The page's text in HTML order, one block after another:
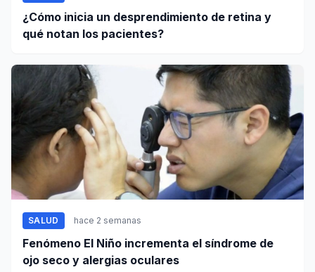
¿Cómo inicia un desprendimiento de retina y
qué notan los pacientes?
SALUD hace 2 semanas
Fenómeno El Niño incrementa el síndrome de
ojo seco y alergias oculares